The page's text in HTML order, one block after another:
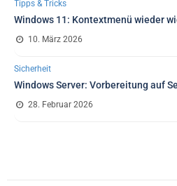
Tipps & Tricks
Windows 11: Kontextmenü wieder
10. März 2026
Sicherheit
Windows Server: Vorbereitung auf
28. Februar 2026